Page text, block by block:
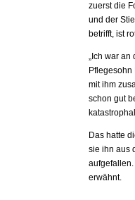
zuerst die
und der
betrifft, ist
„Ich war
Pflegesohn
mit ihm
schon gut
Das hatte
sie ihn aus
erwähnt.